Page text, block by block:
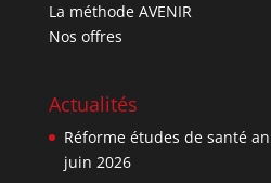
La méthode AVENIR
Nos offres
Actualités
Réforme études de santé
juin 2026